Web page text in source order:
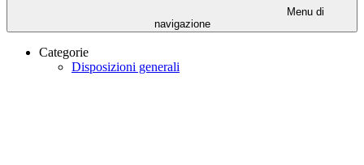
Menu di
navigazione
Categorie
Disposizioni generali